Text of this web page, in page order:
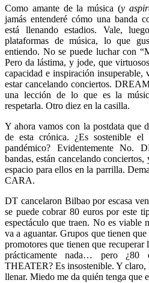
Como amante de la música (y
jamás entenderé cómo una
está llenando estadios. Vale,
plataformas de música, lo que
entiendo. No se puede luchar con
Pero da lástima, y jode, que
capacidad e inspiración insuperable,
estar cancelando conciertos.
una lección de lo que es la
respetarla. Otro diez en la casilla.
Y ahora vamos con la postdata que
de esta crónica. ¿Es sostenible el
pandémico? Evidentemente No.
bandas, están cancelando
espacio para ellos en la parrilla.
CARA.
DT cancelaron Bilbao por escasa
se puede cobrar 80 euros por este
espectáculo que traen. No es viable
va a aguantar. Grupos que tienen
promotores que tienen que recuperar
prácticamente nada… pero
THEATER? Es insostenible. Y
llenar. Miedo me da quién tenga que